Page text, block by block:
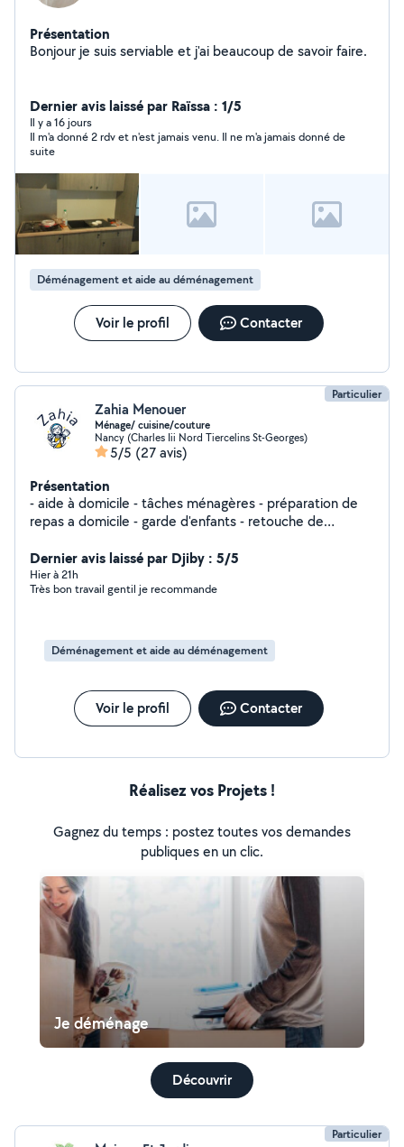
Présentation
Bonjour je suis serviable et j'ai beaucoup de savoir faire.
Dernier avis laissé par Raïssa : 1/5
Il y a 16 jours
Il m'a donné 2 rdv et n'est jamais venu. Il ne m'a jamais donné de
suite
Déménagement et aide au déménagement
Voir le profil Contacter
Particulier
Zahia Menouer
Ménage/ cuisine/couture
Nancy (Charles Iii Nord Tiercelins St-Georges)
5/5 (27 avis)
Présentation
- aide à domicile - tâches ménagères - préparation de
repas a domicile - garde d'enfants - retouche de
Dernier avis laissé par Djiby : 5/5
Hier à 21h
Très bon travail gentil je recommande
Déménagement et aide au déménagement
Voir le profil Contacter
Réalisez vos Projets !
Gagnez du temps : postez toutes vos demandes
publiques en un clic.
Je déménage
Découvrir
Particulier